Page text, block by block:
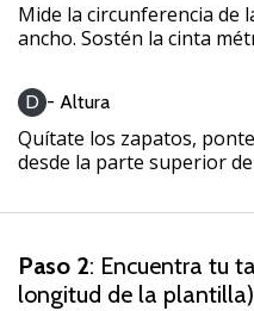
artículos
Mide la circunferencia de
ancho. Sostén la cinta
D - Altura
Quítate los zapatos,
desde la parte superior
Paso 2: Encuentra tu
longitud de la plantilla)